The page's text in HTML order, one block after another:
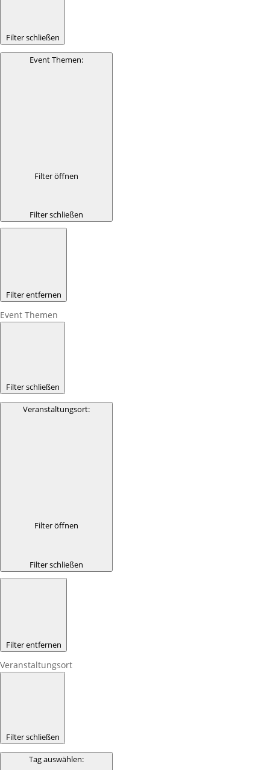
Filter schließen
Event Themen:
Filter öffnen
Filter schließen
Filter entfernen
Event Themen
Filter schließen
Veranstaltungsort:
Filter öffnen
Filter schließen
Filter entfernen
Veranstaltungsort
Filter schließen
Tag auswählen: